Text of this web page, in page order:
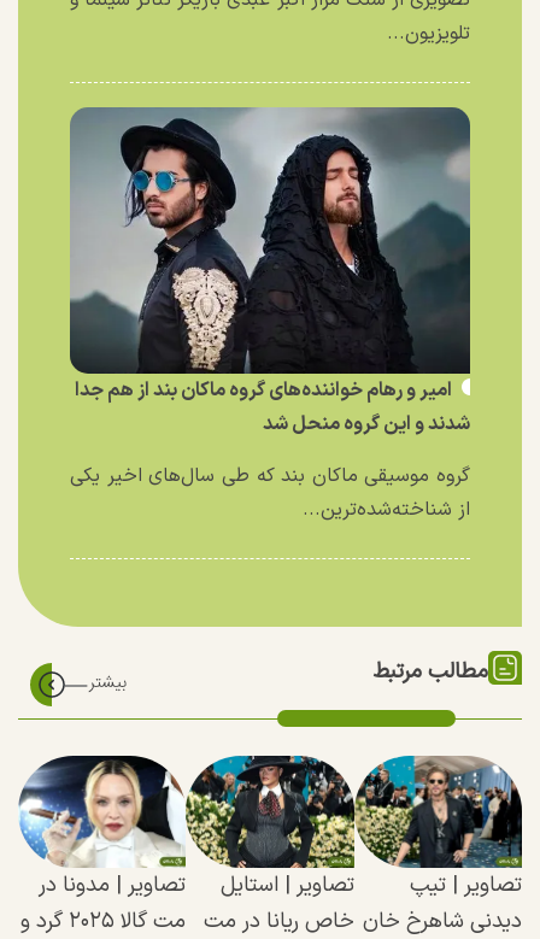
تلویزیون...
امیر و رهام خواننده‌های گروه ماکان بند از هم جدا
شدند و این گروه منحل شد
گروه موسیقی ماکان بند که طی سال‌های اخیر یکی
از شناخته‌شده‌ترین...
مطالب مرتبط
تصاویر | تیپ
دیدنی شاهرخ خان
تصاویر | استایل
خاص ریانا در مت
تصاویر | مدونا در
مت گالا ۲۰۲۵ گرد و